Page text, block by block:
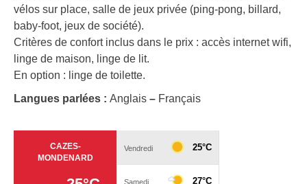
vélos sur place, salle de jeux privée (ping-pong, billard,
baby-foot, jeux de société).
Critères de confort inclus dans le prix : accès internet wifi,
linge de maison, linge de lit.
En option : linge de toilette.
Langues parlées : Anglais – Français